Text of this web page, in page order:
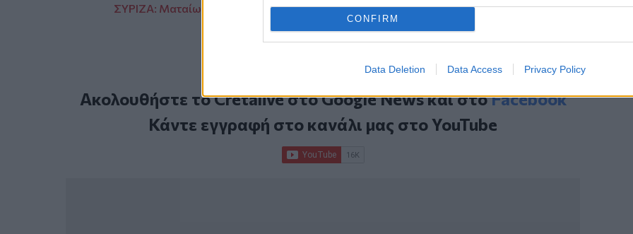
CONFIRM
Data Deletion Data Access Privacy Policy
ΣΥΡΙΖΑ: Ματαίωση της επίσκεψης Φάμελλου στο Ηράκλειο
Ακολουθήστε το Cretalive στοGoogle Newsκαι στοFacebook
Κάντε εγγραφή στο κανάλι μας στοYouTube